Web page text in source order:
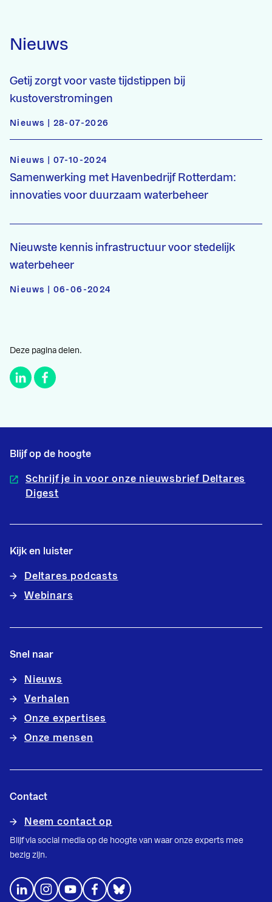
Nieuws
Getij zorgt voor vaste tijdstippen bij
kustoverstromingen
Nieuws | 28-07-2026
Nieuws | 07-10-2024
Samenwerking met Havenbedrijf Rotterdam:
innovaties voor duurzaam waterbeheer
Nieuwste kennis infrastructuur voor stedelijk
waterbeheer
Nieuws | 06-06-2024
Deze pagina delen.
Blijf op de hoogte
Schrijf je in voor onze nieuwsbrief Deltares
Digest
Kijk en luister
Deltares podcasts
Webinars
Snel naar
Nieuws
Verhalen
Onze expertises
Onze mensen
Contact
Neem contact op
Blijf via social media op de hoogte van waar onze experts mee
bezig zijn.